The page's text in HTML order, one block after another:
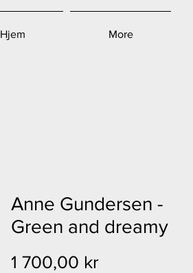
Hjem More
Anne Gundersen -
Green and dreamy
1 700,00 kr